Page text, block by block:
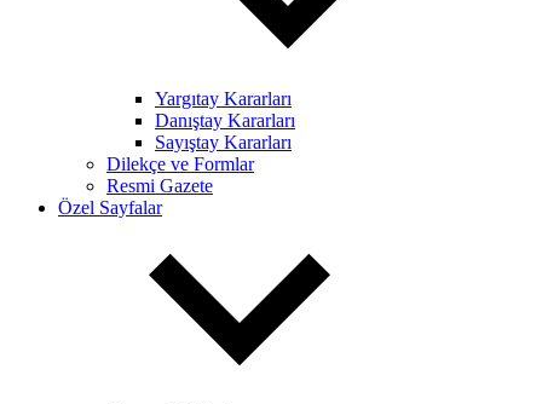
Yargıtay Kararları
Danıştay Kararları
Sayıştay Kararları
Dilekçe ve Formlar
Resmi Gazete
Özel Sayfalar